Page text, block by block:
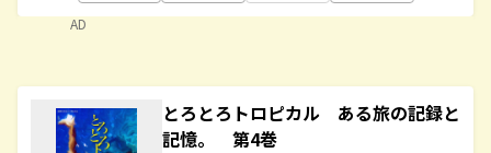
AD
とろとろトロピカル ある旅の記録と
記憶。 第4巻